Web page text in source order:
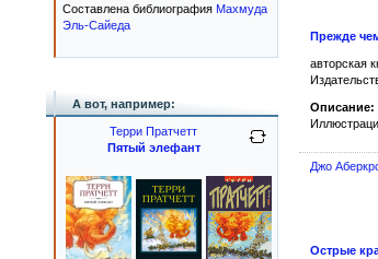
Прежде
авторская
Описание:
Джо
Острые
Составлена библиография Махмуда
Эль-Сайеда
А вот, например:
Терри Пратчетт
Пятый элефант